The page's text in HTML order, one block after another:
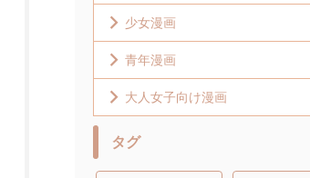
少女漫画
青年漫画
大人女子向け漫画
タグ